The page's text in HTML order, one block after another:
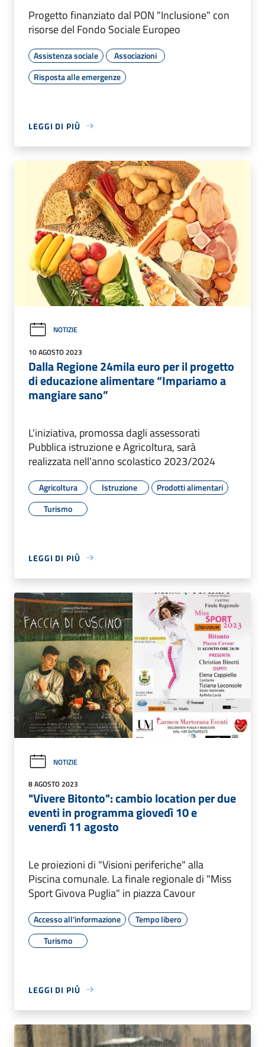
Progetto finanziato dal PON "Inclusione" con
risorse del Fondo Sociale Europeo
Assistenza sociale
Associazioni
Risposta alle emergenze
LEGGI DI PIÙ
NOTIZIE
10 AGOSTO 2023
Dalla Regione 24mila euro per il progetto
di educazione alimentare “Impariamo a
mangiare sano”
L'iniziativa, promossa dagli assessorati
Pubblica istruzione e Agricoltura, sarà
realizzata nell'anno scolastico 2023/2024
Agricoltura Istruzione
Prodotti alimentari
Turismo
LEGGI DI PIÙ
NOTIZIE
8 AGOSTO 2023
"Vivere Bitonto": cambio location per due
eventi in programma giovedì 10 e
venerdì 11 agosto
Le proiezioni di "Visioni periferiche" alla
Piscina comunale. La finale regionale di "Miss
Sport Givova Puglia" in piazza Cavour
Accesso all'informazione
Tempo libero
Turismo
LEGGI DI PIÙ